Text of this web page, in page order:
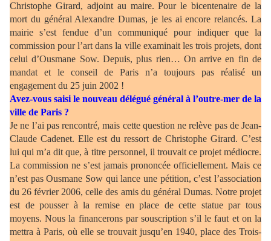
Christophe Girard, adjoint au maire. Pour le bicentenaire de la
mort du général Alexandre Dumas, je les ai encore relancés. La
mairie s’est fendue d’un communiqué pour indiquer que la
commission pour l’art dans la ville examinait les trois projets, dont
celui d’Ousmane Sow. Depuis, plus rien… On arrive en fin de
mandat et le conseil de Paris n’a toujours pas réalisé un
engagement du 25 juin 2002 !
Avez-vous saisi le nouveau délégué général à l’outre-mer de la
ville de Paris ?
Je ne l’ai pas rencontré, mais cette question ne relève pas de Jean-
Claude Cadenet. Elle est du ressort de Christophe Girard. C’est
lui qui m’a dit que, à titre personnel, il trouvait ce projet médiocre.
La commission ne s’est jamais prononcée officiellement. Mais ce
n’est pas Ousmane Sow qui lance une pétition, c’est l’association
du 26 février 2006, celle des amis du général Dumas. Notre projet
est de pousser à la remise en place de cette statue par tous
moyens. Nous la financerons par souscription s’il le faut et on la
mettra à Paris, où elle se trouvait jusqu’en 1940, place des Trois-